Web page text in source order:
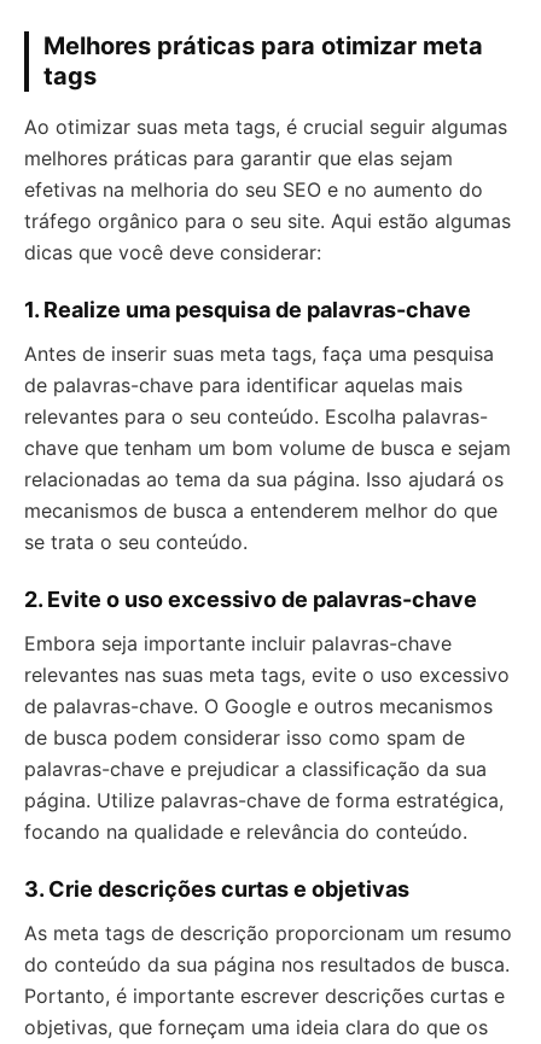
Melhores práticas para otimizar meta
tags
Ao otimizar suas meta tags, é crucial seguir algumas
melhores práticas para garantir que elas sejam
efetivas na melhoria do seu SEO e no aumento do
tráfego orgânico para o seu site. Aqui estão algumas
dicas que você deve considerar:
1. Realize uma pesquisa de palavras-chave
Antes de inserir suas meta tags, faça uma pesquisa
de palavras-chave para identificar aquelas mais
relevantes para o seu conteúdo. Escolha palavras-
chave que tenham um bom volume de busca e sejam
relacionadas ao tema da sua página. Isso ajudará os
mecanismos de busca a entenderem melhor do que
se trata o seu conteúdo.
2. Evite o uso excessivo de palavras-chave
Embora seja importante incluir palavras-chave
relevantes nas suas meta tags, evite o uso excessivo
de palavras-chave. O Google e outros mecanismos
de busca podem considerar isso como spam de
palavras-chave e prejudicar a classificação da sua
página. Utilize palavras-chave de forma estratégica,
focando na qualidade e relevância do conteúdo.
3. Crie descrições curtas e objetivas
As meta tags de descrição proporcionam um resumo
do conteúdo da sua página nos resultados de busca.
Portanto, é importante escrever descrições curtas e
objetivas, que forneçam uma ideia clara do que os